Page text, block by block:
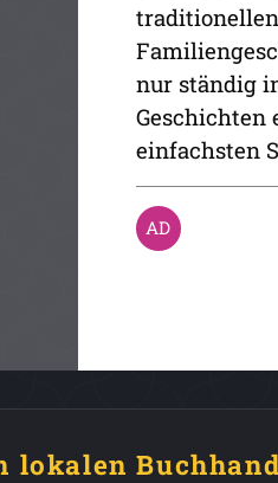
nur ständig
Geschichten
einfachsten
lokalen